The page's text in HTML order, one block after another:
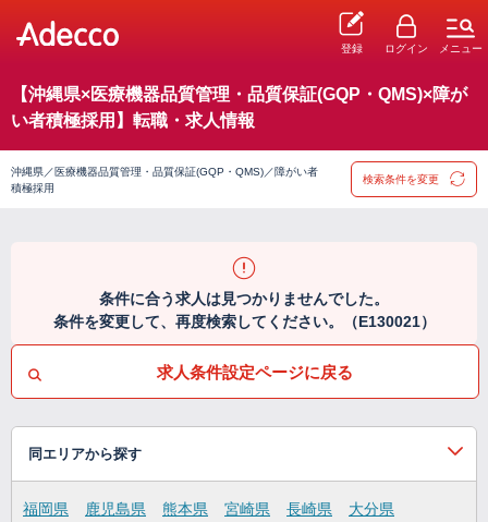
登録 ログイン メニュー
【沖縄県×医療機器品質管理・品質保証(GQP・QMS)×障が
い者積極採用】転職・求人情報
沖縄県／医療機器品質管理・品質保証(GQP・QMS)／障がい者
積極採用
検索条件を変更
条件に合う求人は見つかりませんでした。
条件を変更して、再度検索してください。（E130021）
求人条件設定ページに戻る
同エリアから探す
福岡県 鹿児島県 熊本県 宮崎県 長崎県
大分県